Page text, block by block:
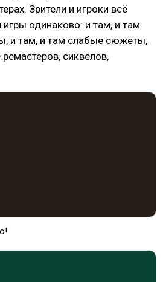
Зрители и игроки всё
игры одинаково: и там, и там
и там, и там слабые сюжеты,
сиквелов,